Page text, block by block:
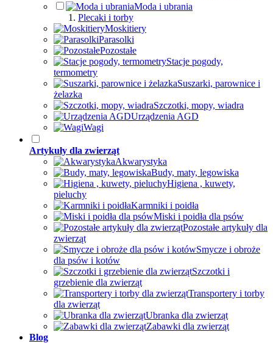
Moda i ubrania
Plecaki i torby
Moskitiery
Parasolki
Pozostałe
Stacje pogody,
termometry
Suszarki, parownice i
żelazka
Szczotki, mopy, wiadra
Urządzenia AGD
Wagi
Artykuły dla zwierząt
Akwarystyka
Budy, maty, legowiska
Higiena , kuwety,
pieluchy
Karmniki i poidła
Miski i poidła dla psów
Pozostałe artykuły dla
zwierząt
Smycze i obroże
dla psów i kotów
Szczotki i
grzebienie dla zwierząt
Transportery i torby
dla zwierząt
Ubranka dla zwierząt
Zabawki dla zwierząt
Blog